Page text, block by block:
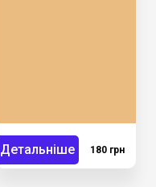
Детальніше 180 грн